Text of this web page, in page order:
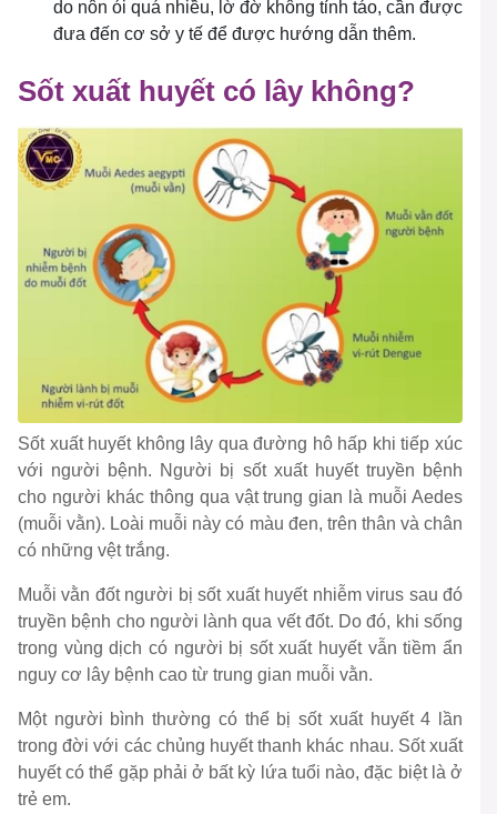
do nôn ói quá nhiều, lờ đờ không tỉnh táo, cần được
đưa đến cơ sở y tế để được hướng dẫn thêm.
Sốt xuất huyết có lây không?
Sốt xuất huyết không lây qua đường hô hấp khi tiếp xúc
với người bệnh. Người bị sốt xuất huyết truyền bệnh
cho người khác thông qua vật trung gian là muỗi Aedes
(muỗi vằn). Loài muỗi này có màu đen, trên thân và chân
có những vệt trắng.
Muỗi vằn đốt người bị sốt xuất huyết nhiễm virus sau đó
truyền bệnh cho người lành qua vết đốt. Do đó, khi sống
trong vùng dịch có người bị sốt xuất huyết vẫn tiềm ẩn
nguy cơ lây bệnh cao từ trung gian muỗi vằn.
Một người bình thường có thể bị sốt xuất huyết 4 lần
trong đời với các chủng huyết thanh khác nhau. Sốt xuất
huyết có thể gặp phải ở bất kỳ lứa tuổi nào, đặc biệt là ở
trẻ em.